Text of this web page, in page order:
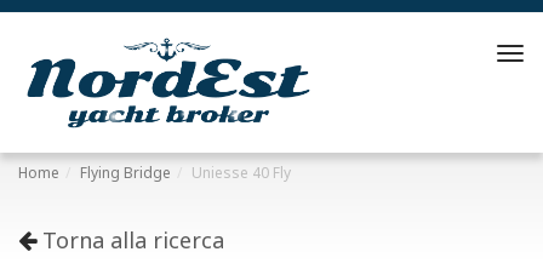
Home Flying Bridge Uniesse 40 Fly
Torna alla ricerca